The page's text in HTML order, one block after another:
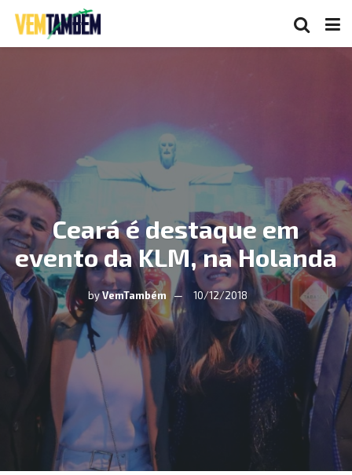
Ceará é destaque em
evento da KLM, na Holanda
by VemTambém 10/12/2018